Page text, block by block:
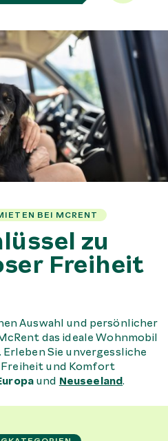
BEI MCRENT
zu
Freiheit
Auswahl und persönlicher
das ideale Wohnmobil
Sie unvergessliche
und Komfort
und Neuseeland.